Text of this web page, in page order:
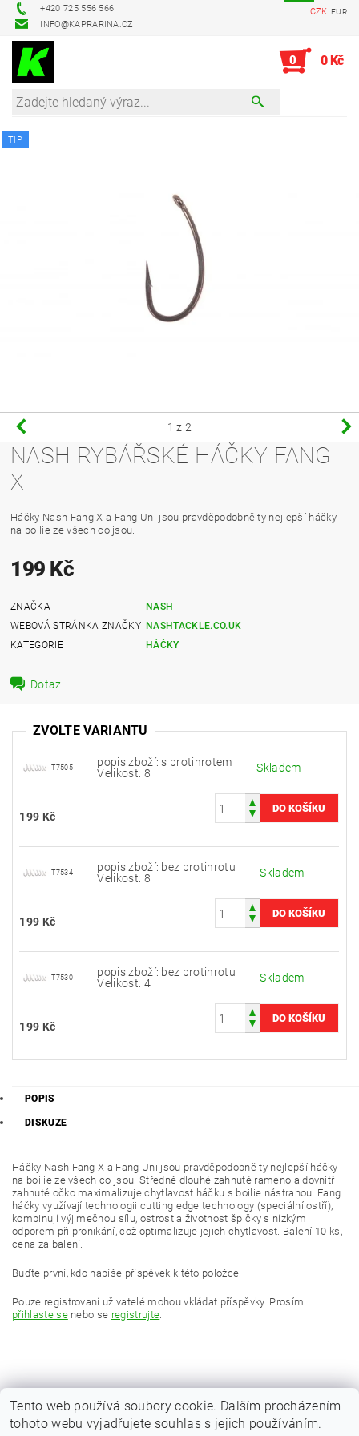
+420 725 556 566
INFO@KAPRARINA.CZ
CZK EUR
0 0 Kč
TIP
1 z 2
NASH RYBÁŘSKÉ HÁČKY FANG
X
Háčky Nash Fang X a Fang Uni jsou pravděpodobně ty nejlepší háčky
na boilie ze všech co jsou.
199 Kč
ZNAČKA
NASH
WEBOVÁ STRÁNKA ZNAČKY NASHTACKLE.CO.UK
KATEGORIE
HÁČKY
Dotaz
ZVOLTE VARIANTU
T7505
popis zboží: s protihrotem
Velikost: 8
Skladem
199 Kč
T7534
popis zboží: bez protihrotu
Velikost: 8
Skladem
199 Kč
T7530
popis zboží: bez protihrotu
Velikost: 4
Skladem
199 Kč
POPIS
DISKUZE
Háčky Nash Fang X a Fang Uni jsou pravděpodobně ty nejlepší háčky
na boilie ze všech co jsou. Středně dlouhé zahnuté rameno a dovnitř
zahnuté očko maximalizuje chytlavost háčku s boilie nástrahou. Fang
háčky využívají technologii cutting edge technology (speciální ostří),
kombinují výjimečnou sílu, ostrost a životnost špičky s nízkým
odporem při pronikání, což optimalizuje jejich chytlavost. Balení 10 ks,
cena za balení.
Buďte první, kdo napíše příspěvek k této položce.
Pouze registrovaní uživatelé mohou vkládat příspěvky. Prosím
přihlaste senebo se registrujte.
Zboží.cz Heureka.cz
Tento web používá soubory cookie. Dalším procházením
tohoto webu vyjadřujete souhlas s jejich používáním.